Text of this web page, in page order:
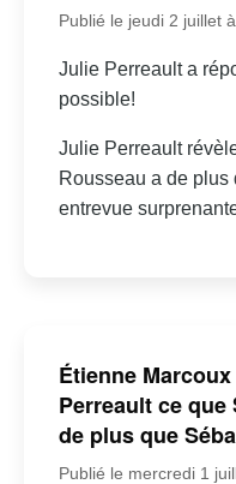
Publié le jeudi 2 juillet
Julie Perreault a
possible!
Julie Perreault
Rousseau a de
entrevue
Étienne
Perreault ce que
de plus que
Publié le mercredi 1